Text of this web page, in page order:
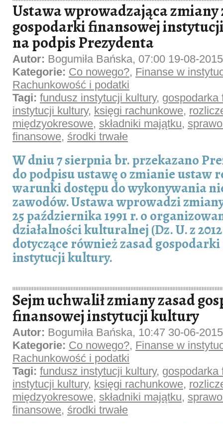
Ustawa wprowadzająca zmiany
gospodarki finansowej
na podpis Prezydenta
Autor: Bogumiła Bańska, 07:00 19-08-2015
Kategorie: Co nowego?, Finanse w
Rachunkowość i podatki
Tagi: fundusz instytucji kultury, gospodarka
instytucji kultury, księgi rachunkowe,
międzyokresowe, składniki majątku,
finansowe, środki trwałe
W dniu 7 sierpnia br. przekazano
do podpisu ustawę o zmianie ustaw
warunki dostępu do wykonywania
zawodów. Ustawa wprowadzi
25 października 1991 r. o
działalności kulturalnej (Dz. U. z
dotyczące również zasad
instytucji kultury.
Sejm uchwalił zmiany zasad
finansowej instytucji kultury
Autor: Bogumiła Bańska, 10:47 30-06-2015
Kategorie: Co nowego?, Finanse w
Rachunkowość i podatki
Tagi: fundusz instytucji kultury, gospodarka
instytucji kultury, księgi rachunkowe,
międzyokresowe, składniki majątku,
finansowe, środki trwałe